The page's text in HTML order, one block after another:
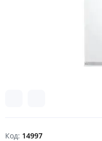
Код: 14997